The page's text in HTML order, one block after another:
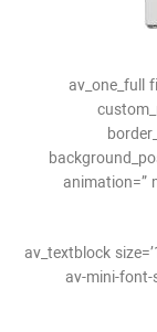
[av_one_full
animation=”
[av_textblock
av-mini-font-